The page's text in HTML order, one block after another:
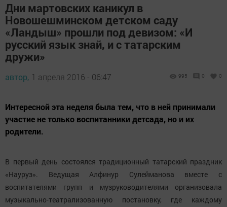
Дни мартовских каникул в
Новошешминском детском саду
«Ландыш» прошли под девизом: «И
русский язык знай, и с татарским
дружи»
автор, 1 апреля 2016 - 06:47 995 0 0
Интересной эта неделя была тем, что в ней принимали
участие не только воспитанники детсада, но и их
родители.
В первый день состоялся традиционный татарский праздник
«Науруз». Ведущая Алфинур Сулейманова вместе с
воспитателями групп и музруководителями организовала
музыкально-театрализованную постановку, где каждому